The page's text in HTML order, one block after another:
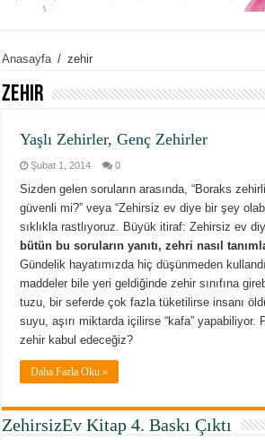
Anasayfa / zehir
zehir
Yaşlı Zehirler, Genç Zehirler
Şubat 1, 2014 0
Sizden gelen soruların arasında, “Boraks
güvenli mi?” veya “Zehirsiz ev diye bir şey
sıklıkla rastlıyoruz. Büyük itiraf: Zehirsiz ev
bütün bu soruların yanıtı, zehri nasıl
Gündelik hayatımızda hiç düşünmeden
maddeler bile yeri geldiğinde zehir sınıfına
tuzu, bir seferde çok fazla tüketilirse insanı
suyu, aşırı miktarda içilirse “kafa” yapabiliyor.
zehir kabul edeceğiz?
Daha Fazla Oku »
ZehirsizEv Kitap 4. Baskı Çıktı